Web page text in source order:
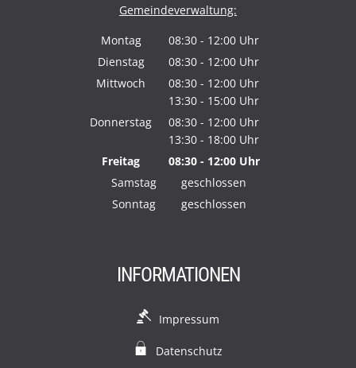
Gemeindeverwaltung:
Montag
08:30 - 12:00 Uhr
Von 08:30 bis 12:00 Uhr
Dienstag 08:30 - 12:00 Uhr
Von 08:30 bis 12:00 Uhr
Mittwoch 08:30 - 12:00 Uhr
Von 08:30 bis 12:00 Uhr
13:30 - 15:00 Uhr
Von 13:30 bis 15:00 Uhr
Donnerstag 08:30 - 12:00 Uhr
Von 08:30 bis 12:00 Uhr
13:30 - 18:00 Uhr
Von 13:30 bis 18:00 Uhr
Freitag 08:30- 12:00Uhr
Von 08:30 bis 12:00 Uhr
Samstag
geschlossen
Sonntag
geschlossen
INFORMATIONEN
Impressum
Datenschutz